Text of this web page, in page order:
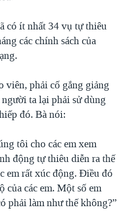
có ít nhất 34 vụ tự thiêu
các chính sách của
viên, phải cố gắng giảng
ta lại phải sử dùng
đó. Bà nói:
tôi cho các em xem
động tự thiêu diễn ra thế
em rất xúc động. Điều đó
các em. Một số em
phải làm như thế không?”